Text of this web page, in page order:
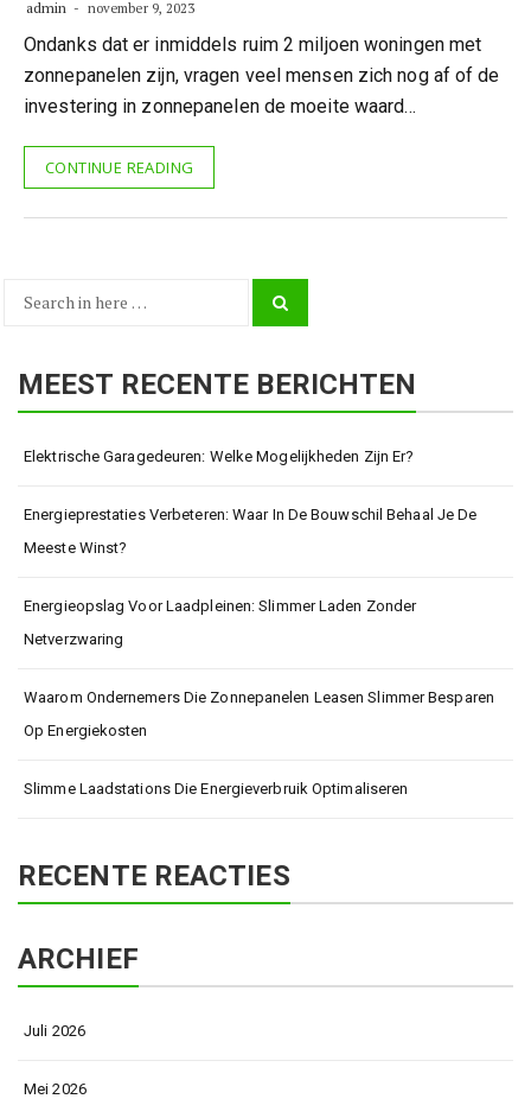
admin november 9, 2023
Ondanks dat er inmiddels ruim 2 miljoen woningen met
zonnepanelen zijn, vragen veel mensen zich nog af of de
investering in zonnepanelen de moeite waard…
CONTINUE READING
Search
MEEST RECENTE BERICHTEN
Elektrische Garagedeuren: Welke Mogelijkheden Zijn Er?
Energieprestaties Verbeteren: Waar In De Bouwschil Behaal Je De
Meeste Winst?
Energieopslag Voor Laadpleinen: Slimmer Laden Zonder
Netverzwaring
Waarom Ondernemers Die Zonnepanelen Leasen Slimmer Besparen
Op Energiekosten
Slimme Laadstations Die Energieverbruik Optimaliseren
RECENTE REACTIES
ARCHIEF
Juli 2026
Mei 2026